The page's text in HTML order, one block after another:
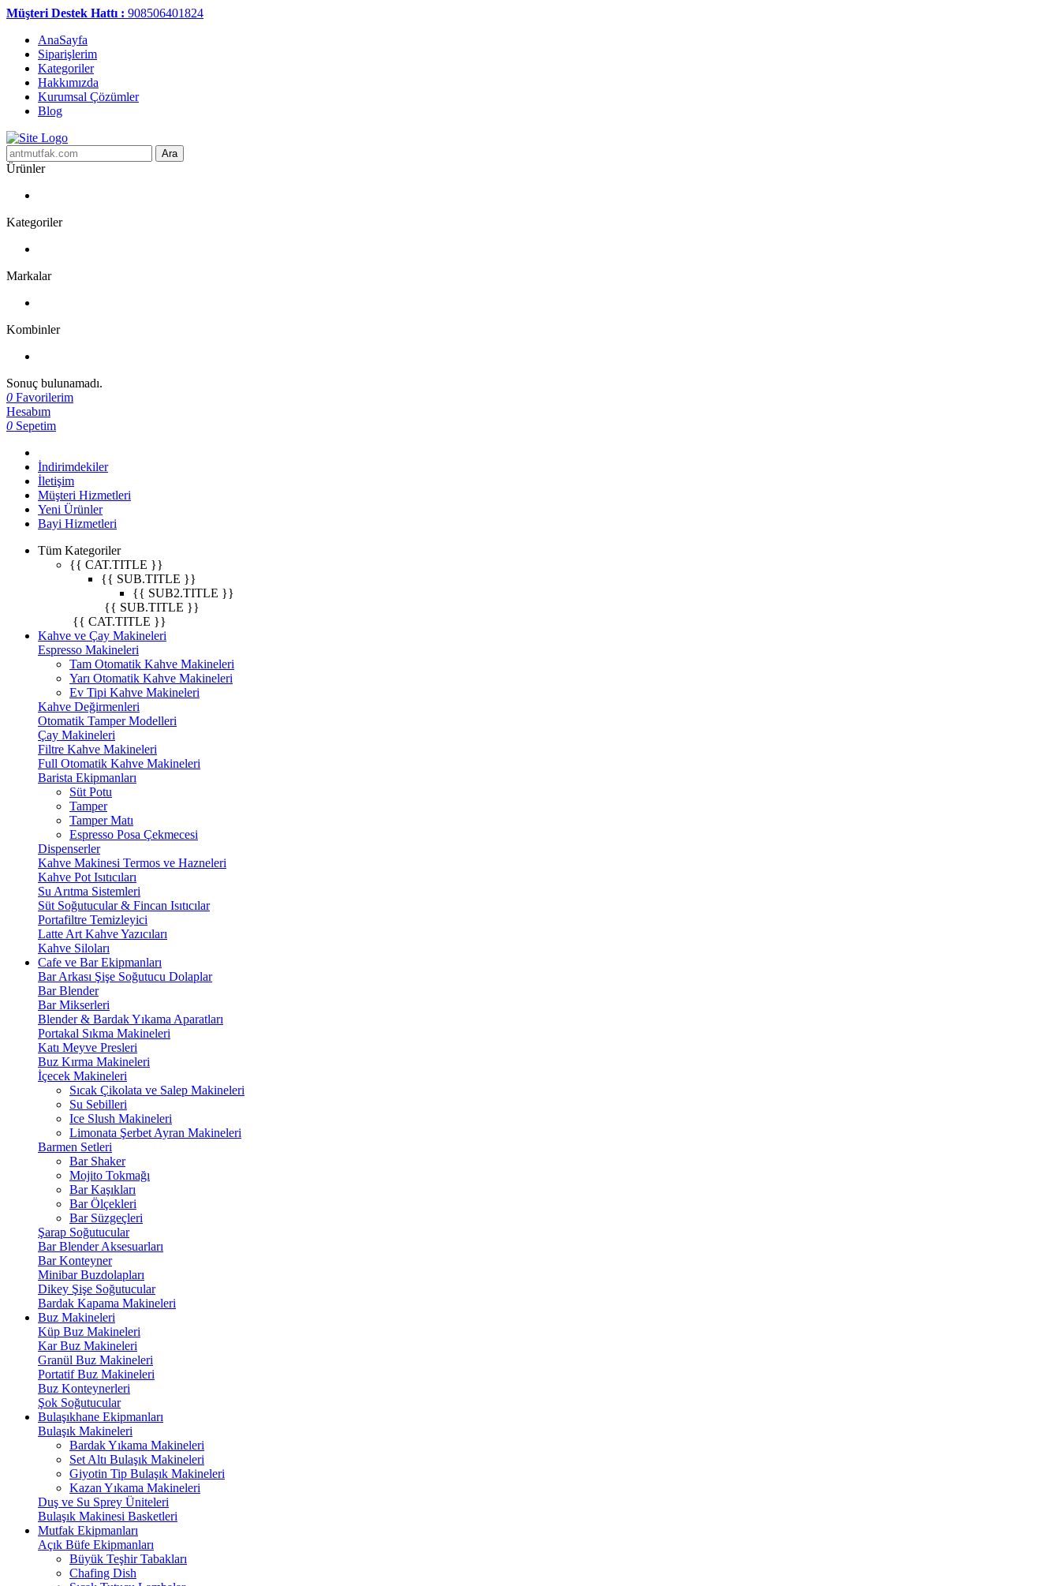
Müşteri Destek Hattı : 908506401824
AnaSayfa
Siparişlerim
Kategoriler
Hakkımızda
Kurumsal Çözümler
Blog
Ara
Ürünler
Kategoriler
Markalar
Kombinler
Sonuç bulunamadı.
0 Favorilerim
Hesabım
0 Sepetim
İndirimdekiler
İletişim
Müşteri Hizmetleri
Yeni Ürünler
Bayi Hizmetleri
Tüm Kategoriler
{{ CAT.TITLE }}
{{ SUB.TITLE }}
{{ SUB2.TITLE }}
{{ SUB.TITLE }}
{{ CAT.TITLE }}
Kahve ve Çay Makineleri
Espresso Makineleri
Tam Otomatik Kahve Makineleri
Yarı Otomatik Kahve Makineleri
Ev Tipi Kahve Makineleri
Kahve Değirmenleri
Otomatik Tamper Modelleri
Çay Makineleri
Filtre Kahve Makineleri
Full Otomatik Kahve Makineleri
Barista Ekipmanları
Süt Potu
Tamper
Tamper Matı
Espresso Posa Çekmecesi
Dispenserler
Kahve Makinesi Termos ve Hazneleri
Kahve Pot Isıtıcıları
Su Arıtma Sistemleri
Süt Soğutucular & Fincan Isıtıcılar
Portafiltre Temizleyici
Latte Art Kahve Yazıcıları
Kahve Siloları
Cafe ve Bar Ekipmanları
Bar Arkası Şişe Soğutucu Dolaplar
Bar Blender
Bar Mikserleri
Blender & Bardak Yıkama Aparatları
Portakal Sıkma Makineleri
Katı Meyve Presleri
Buz Kırma Makineleri
İçecek Makineleri
Sıcak Çikolata ve Salep Makineleri
Su Sebilleri
Ice Slush Makineleri
Limonata Şerbet Ayran Makineleri
Barmen Setleri
Bar Shaker
Mojito Tokmağı
Bar Kaşıkları
Bar Ölçekleri
Bar Süzgeçleri
Şarap Soğutucular
Bar Blender Aksesuarları
Bar Konteyner
Minibar Buzdolapları
Dikey Şişe Soğutucular
Bardak Kapama Makineleri
Buz Makineleri
Küp Buz Makineleri
Kar Buz Makineleri
Granül Buz Makineleri
Portatif Buz Makineleri
Buz Konteynerleri
Şok Soğutucular
Bulaşıkhane Ekipmanları
Bulaşık Makineleri
Bardak Yıkama Makineleri
Set Altı Bulaşık Makineleri
Giyotin Tip Bulaşık Makineleri
Kazan Yıkama Makineleri
Duş ve Su Sprey Üniteleri
Bulaşık Makinesi Basketleri
Mutfak Ekipmanları
Açık Büfe Ekipmanları
Büyük Teşhir Tabakları
Chafing Dish